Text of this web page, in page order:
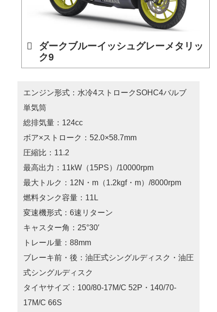
ダークブルーイッシュグレーメタリッ
ク9
エンジン形式：水冷4ストロークSOHC4バルブ
単気筒
総排気量：124cc
ボア×ストローク：52.0×58.7mm
圧縮比：11.2
最高出力：11kW（15PS）/10000rpm
最大トルク：12N・m（1.2kgf・m）/8000rpm
燃料タンク容量：11L
変速機形式：6速リターン
キャスター角：25°30′
トレール量：88mm
ブレーキ前・後：油圧式シングルディスク・油圧
式シングルディスク
タイヤサイズ：100/80-17M/C 52P・140/70-
17M/C 66S